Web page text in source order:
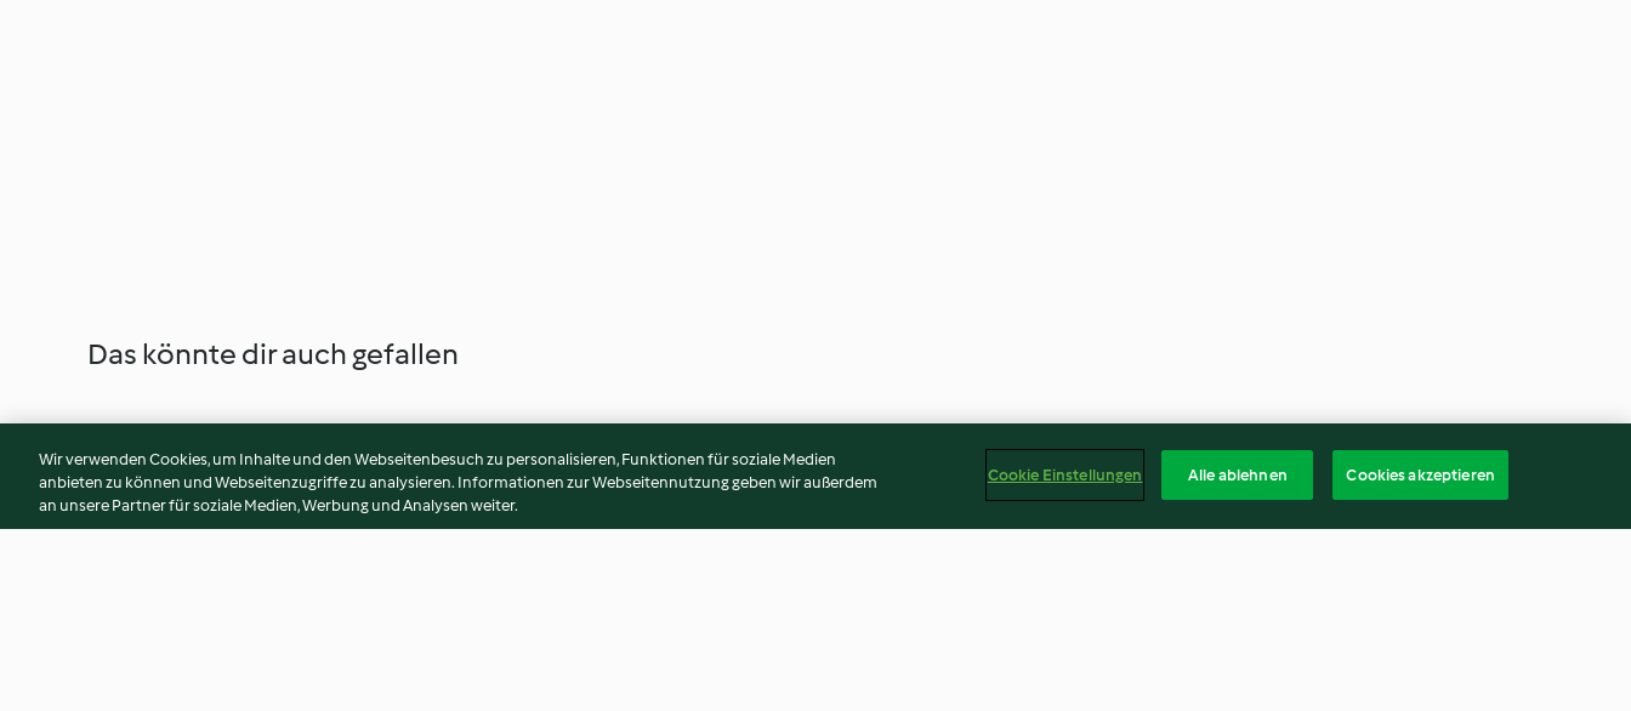
Das könnte dir auch gefallen
Wir verwenden Cookies, um Inhalte und den Webseitenbesuch zu personalisieren, Funktionen für soziale Medien
anbieten zu können und Webseitenzugriffe zu analysieren. Informationen zur Webseitennutzung geben wir außerdem
an unsere Partner für soziale Medien, Werbung und Analysen weiter.
Cookie Einstellungen Alle ablehnen Cookies akzeptieren